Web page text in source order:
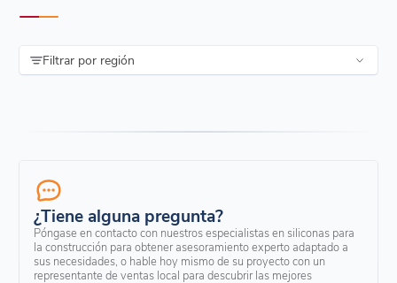
Filtrar por región
¿Tiene alguna pregunta?
Póngase en contacto con nuestros especialistas en siliconas para
la construcción para obtener asesoramiento experto adaptado a
sus necesidades, o hable hoy mismo de su proyecto con un
representante de ventas local para descubrir las mejores